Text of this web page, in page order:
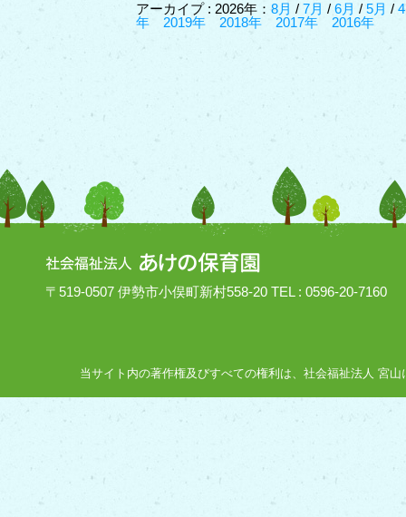
アーカイプ : 2026年： 8月 / 7月 / 6月 / 5月 /
年
2019年 2018年 2017年 2016年
〒519-0507 伊勢市小俣町新村558-20 TEL : 0596-20-7160
当サイト内の著作権及びすべての権利は、社会福祉法人 宮